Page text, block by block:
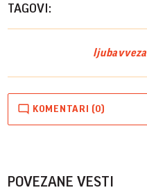
TAGOVI:
ljubavveza
KOMENTARI (0)
POVEZANE VESTI